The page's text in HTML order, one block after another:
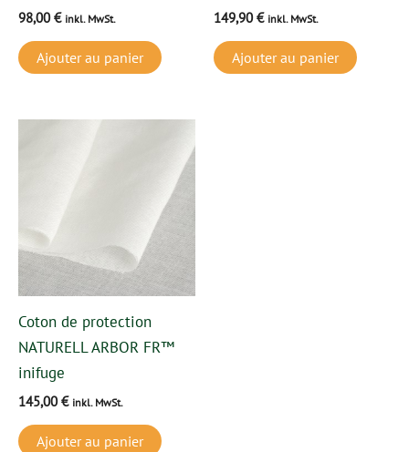
98,00€ inkl. MwSt.
Ajouter au panier
149,90€ inkl. MwSt.
Ajouter au panier
Coton de protection
NATURELL ARBOR FR™
inifuge
145,00€ inkl. MwSt.
Ajouter au panier